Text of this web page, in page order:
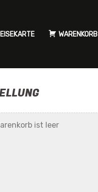
WARENKORB
ist leer